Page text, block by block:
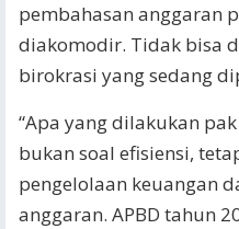
pembahasan anggaran
diakomodir. Tidak bisa
birokrasi yang sedang
“Apa yang dilakukan
bukan soal efisiensi,
pengelolaan keuangan
anggaran. APBD tahun